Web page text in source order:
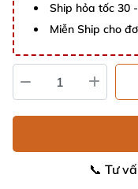
Ship hỏa tốc 30
Miễn Ship cho
📞 Tư